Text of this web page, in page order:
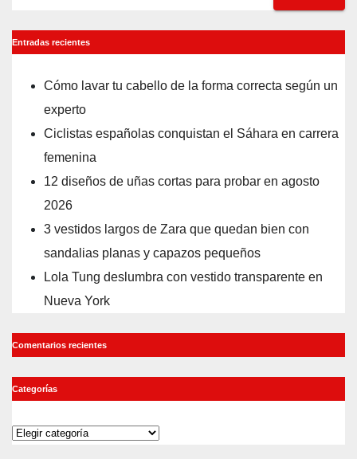
Entradas recientes
Cómo lavar tu cabello de la forma correcta según un
experto
Ciclistas españolas conquistan el Sáhara en carrera
femenina
12 diseños de uñas cortas para probar en agosto
2026
3 vestidos largos de Zara que quedan bien con
sandalias planas y capazos pequeños
Lola Tung deslumbra con vestido transparente en
Nueva York
Comentarios recientes
Categorías
Categorías